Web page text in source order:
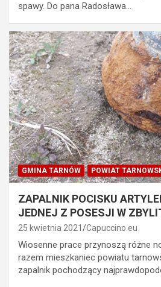
spawy. Do pana Radosława…
GMINA TARNÓW POWIAT
ZAPALNIK POCISKU
JEDNEJ Z POSESJI W
25 kwietnia 2021 Capuccino.eu
Wiosenne prace przynoszą różne
razem mieszkaniec powiatu
zapalnik pochodzący